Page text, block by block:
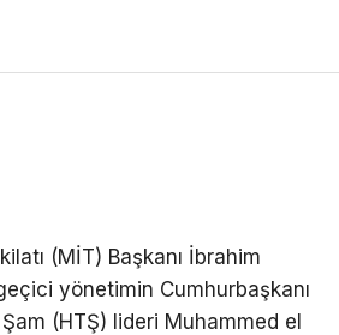
(MİT) Başkanı İbrahim
yönetimin Cumhurbaşkanı
(HTŞ) lideri Muhammed el